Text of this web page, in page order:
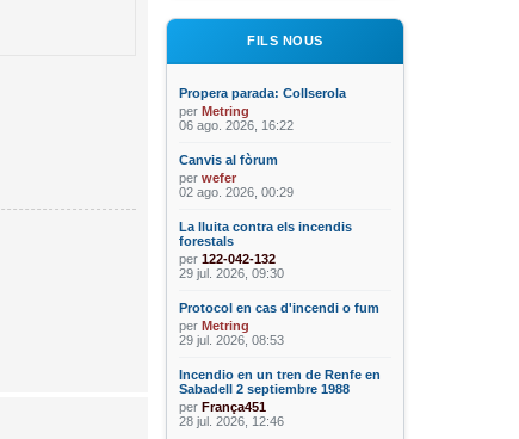
FILS NOUS
Propera parada: Collserola
per Metring
06 ago. 2026, 16:22
Canvis al fòrum
per wefer
02 ago. 2026, 00:29
La lluita contra els incendis
forestals
per 122-042-132
29 jul. 2026, 09:30
Protocol en cas d'incendi o fum
per Metring
29 jul. 2026, 08:53
Incendio en un tren de Renfe en
Sabadell 2 septiembre 1988
per França451
28 jul. 2026, 12:46